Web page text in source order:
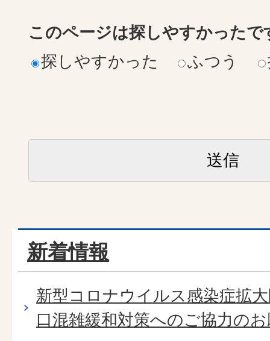
このページは探しやすかったで
探しやすかった
ふつう
新着情報
新型コロナウイルス感染症拡
口混雑緩和対策へのご協力の